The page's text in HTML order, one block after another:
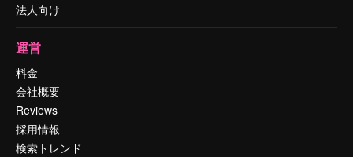
法人向け
運営
料金
会社概要
Reviews
採用情報
検索トレンド